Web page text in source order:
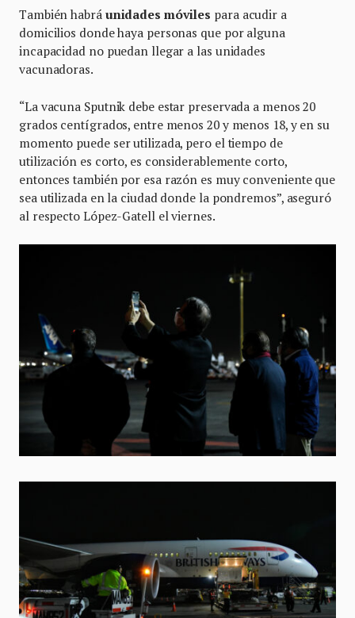
También habrá unidades móviles para acudir a
domicilios donde haya personas que por alguna
incapacidad no puedan llegar a las unidades
vacunadoras.
“La vacuna Sputnik debe estar preservada a menos 20
grados centígrados, entre menos 20 y menos 18, y en su
momento puede ser utilizada, pero el tiempo de
utilización es corto, es considerablemente corto,
entonces también por esa razón es muy conveniente que
sea utilizada en la ciudad donde la pondremos”, aseguró
al respecto López-Gatell el viernes.